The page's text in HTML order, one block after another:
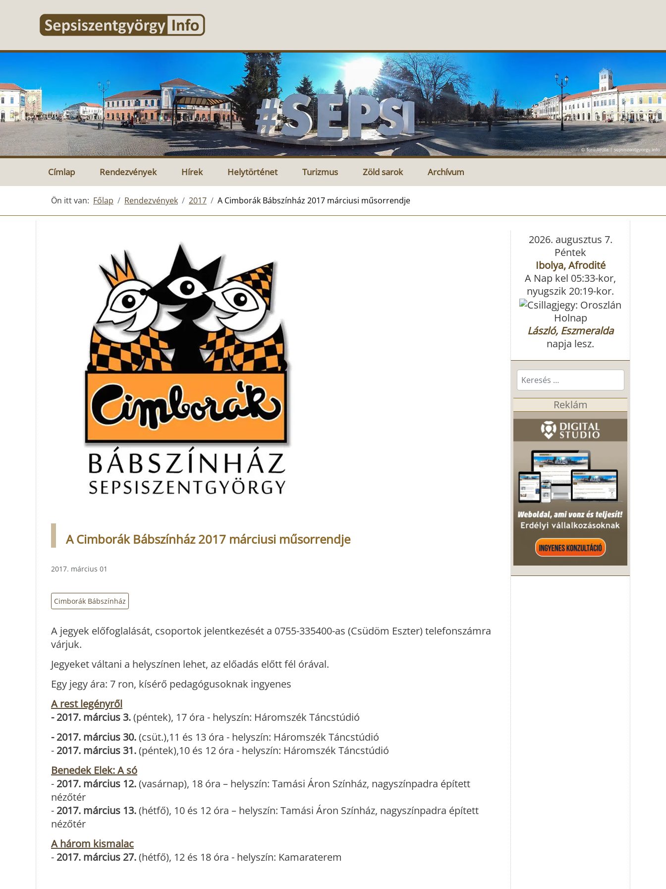
Címlap Rendezvények Hírek Helytörténet Turizmus Zöld sarok Archívum
Ön itt van: Főlap Rendezvények 2017 A Cimborák Bábszínház 2017 márciusi műsorrendje
A Cimborák Bábszínház 2017 márciusi műsorrendje
2017. március 01
Cimborák Bábszínház
A jegyek előfoglalását, csoportok jelentkezését a 0755-335400-as (Csüdöm Eszter) telefonszámra
várjuk.
Jegyeket váltani a helyszínen lehet, az előadás előtt fél órával.
Egy jegy ára: 7 ron, kísérő pedagógusoknak ingyenes
A rest legényről
- 2017. március 3.(péntek), 17 óra - helyszín: Háromszék Táncstúdió
- 2017. március 30.(csüt.),11 és 13 óra - helyszín: Háromszék Táncstúdió
- 2017. március 31.(péntek),10 és 12 óra - helyszín: Háromszék Táncstúdió
Benedek Elek: A só
- 2017. március 12.(vasárnap), 18 óra – helyszín: Tamási Áron Színház, nagyszínpadra épített
nézőtér
- 2017. március 13.(hétfő), 10 és 12 óra – helyszín: Tamási Áron Színház, nagyszínpadra épített
nézőtér
A három kismalac
- 2017. március 27.(hétfő), 12 és 18 óra - helyszín: Kamaraterem
2026. augusztus 7.
Péntek
Ibolya, Afrodité
A Nap kel 05:33-kor,
nyugszik 20:19-kor.
Holnap
László, Eszmeralda
napja lesz.
Keresés...
Reklám